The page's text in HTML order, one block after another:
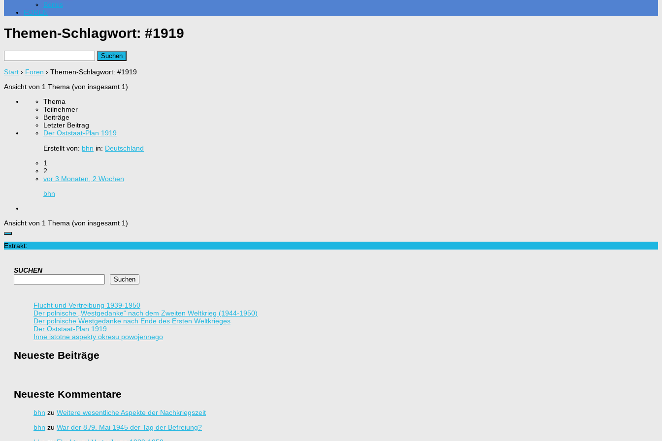
Bonus
FOREN
Themen-Schlagwort: #1919
nach:
Start › Foren › Themen-Schlagwort: #1919
Ansicht von 1 Thema (von insgesamt 1)
Thema
Teilnehmer
Beiträge
Letzter Beitrag
Der Oststaat-Plan 1919
Erstellt von: bhn in: Deutschland
1
2
vor 3 Monaten, 2 Wochen
bhn
Ansicht von 1 Thema (von insgesamt 1)
Extrakt:
SUCHEN
Suchen
Flucht und Vertreibung 1939-1950
Der polnische „Westgedanke“ nach dem Zweiten Weltkrieg (1944-1950)
Der polnische Westgedanke nach Ende des Ersten Weltkrieges
Der Oststaat-Plan 1919
Inne istotne aspekty okresu powojennego
Neueste Beiträge
Neueste Kommentare
bhn zu Weitere wesentliche Aspekte der Nachkriegszeit
bhn zu War der 8./9. Mai 1945 der Tag der Befreiung?